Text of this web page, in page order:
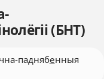
(БНТ)
чна-паднябенныя